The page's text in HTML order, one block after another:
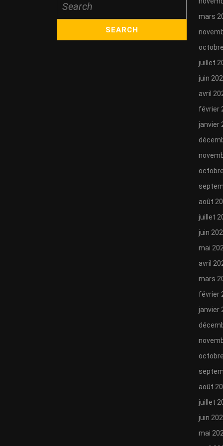
for:
mars
juillet
juin
avril
février
janvier
août
juillet
juin
mai
avril
mars
février
janvier
août
juillet
juin
mai